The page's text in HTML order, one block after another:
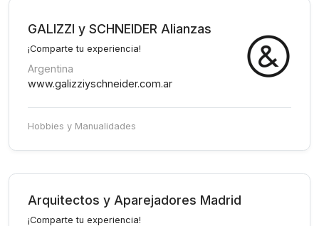
GALIZZI y SCHNEIDER Alianzas
¡Comparte tu experiencia!
Argentina
www.galizziyschneider.com.ar
Hobbies y Manualidades
Arquitectos y Aparejadores Madrid
¡Comparte tu experiencia!